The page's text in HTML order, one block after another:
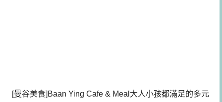
[曼谷美食]Baan Ying Cafe & Meal大人小孩都滿足的多元